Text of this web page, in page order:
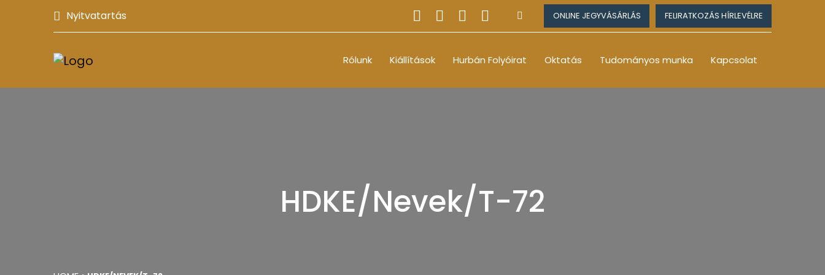
Nyitvatartás ONLINE JEGYVÁSÁRLÁS FELIRATKOZÁS HÍRLEVÉLRE
Rólunk Kiállítások Hurbán Folyóirat Oktatás Tudományos munka Kapcsolat
HDKE/Nevek/T-72